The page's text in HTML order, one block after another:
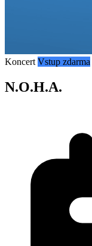
Koncert Vstup zdarma
N.O.H.A.